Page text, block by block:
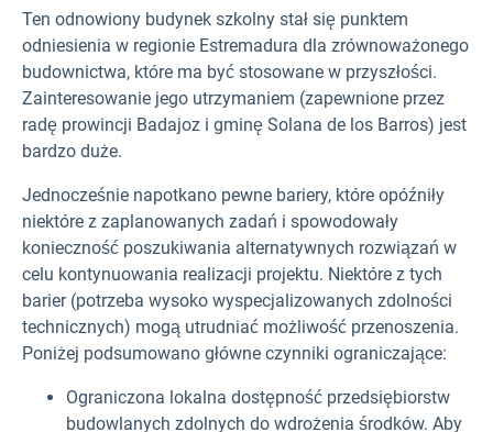
Ten odnowiony budynek szkolny stał się punktem
odniesienia w regionie Estremadura dla zrównoważonego
budownictwa, które ma być stosowane w przyszłości.
Zainteresowanie jego utrzymaniem (zapewnione przez
radę prowincji Badajoz i gminę Solana de los Barros) jest
bardzo duże.
Jednocześnie napotkano pewne bariery, które opóźniły
niektóre z zaplanowanych zadań i spowodowały
konieczność poszukiwania alternatywnych rozwiązań w
celu kontynuowania realizacji projektu. Niektóre z tych
barier (potrzeba wysoko wyspecjalizowanych zdolności
technicznych) mogą utrudniać możliwość przenoszenia.
Poniżej podsumowano główne czynniki ograniczające:
Ograniczona lokalna dostępność przedsiębiorstw
budowlanych zdolnych do wdrożenia środków. Aby